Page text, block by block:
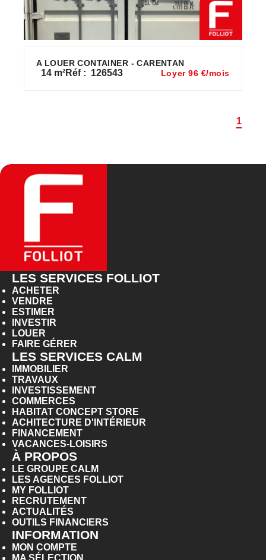
A LOUER CONTAINER - CARENTAN
14 m²Réf : 126543 Loyer 96 €/mois
1
LES SERVICES FOLLIOT
ACHETER
VENDRE
ESTIMER
INVESTIR
LOUER
FAIRE GÉRER
LES SERVICES CALM
IMMOBILIER
TRAVAUX
INVESTISSEMENT
COMMERCES
HABITAT CONCEPT STORE
ACHITECTURE D'INTÉRIEUR
FINANCEMENT
VACANCES-LOISIRS
À PROPOS
LE GROUPE CALM
LES AGENCES FOLLIOT
MY FOLLIOT
RECRUTEMENT
ACTUALITÉS
OUTILS FINANCIERS
INFORMATION
MON COMPTE
MA SÉLECTION